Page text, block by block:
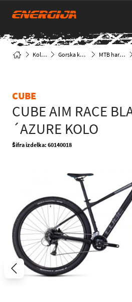
Kolesa Gorska kolesa MTB hardtail
CUBE
CUBE AIM RACE
´AZURE KOLO
Šifra izdelka: 60140018